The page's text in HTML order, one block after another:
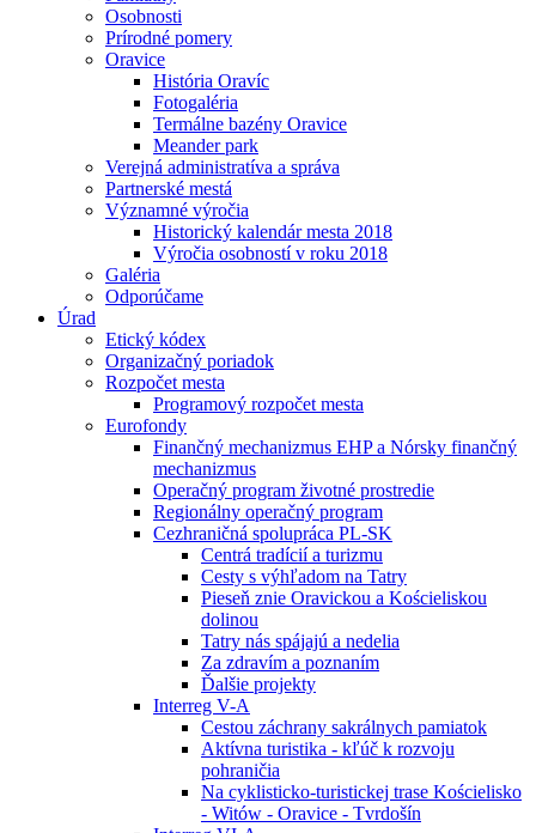
Osobnosti
Prírodné pomery
Oravice
História Oravíc
Fotogaléria
Termálne bazény Oravice
Meander park
Verejná administratíva a správa
Partnerské mestá
Významné výročia
Historický kalendár mesta 2018
Výročia osobností v roku 2018
Galéria
Odporúčame
Úrad
Etický kódex
Organizačný poriadok
Rozpočet mesta
Programový rozpočet mesta
Eurofondy
Finančný mechanizmus EHP a Nórsky finančný
mechanizmus
Operačný program životné prostredie
Regionálny operačný program
Cezhraničná spolupráca PL-SK
Centrá tradícií a turizmu
Cesty s výhľadom na Tatry
Pieseň znie Oravickou a Kościeliskou
dolinou
Tatry nás spájajú a nedelia
Za zdravím a poznaním
Ďalšie projekty
Interreg V-A
Cestou záchrany sakrálnych pamiatok
Aktívna turistika - kľúč k rozvoju
pohraničia
Na cyklisticko-turistickej trase Kościelisko
- Witów - Oravice - Tvrdošín